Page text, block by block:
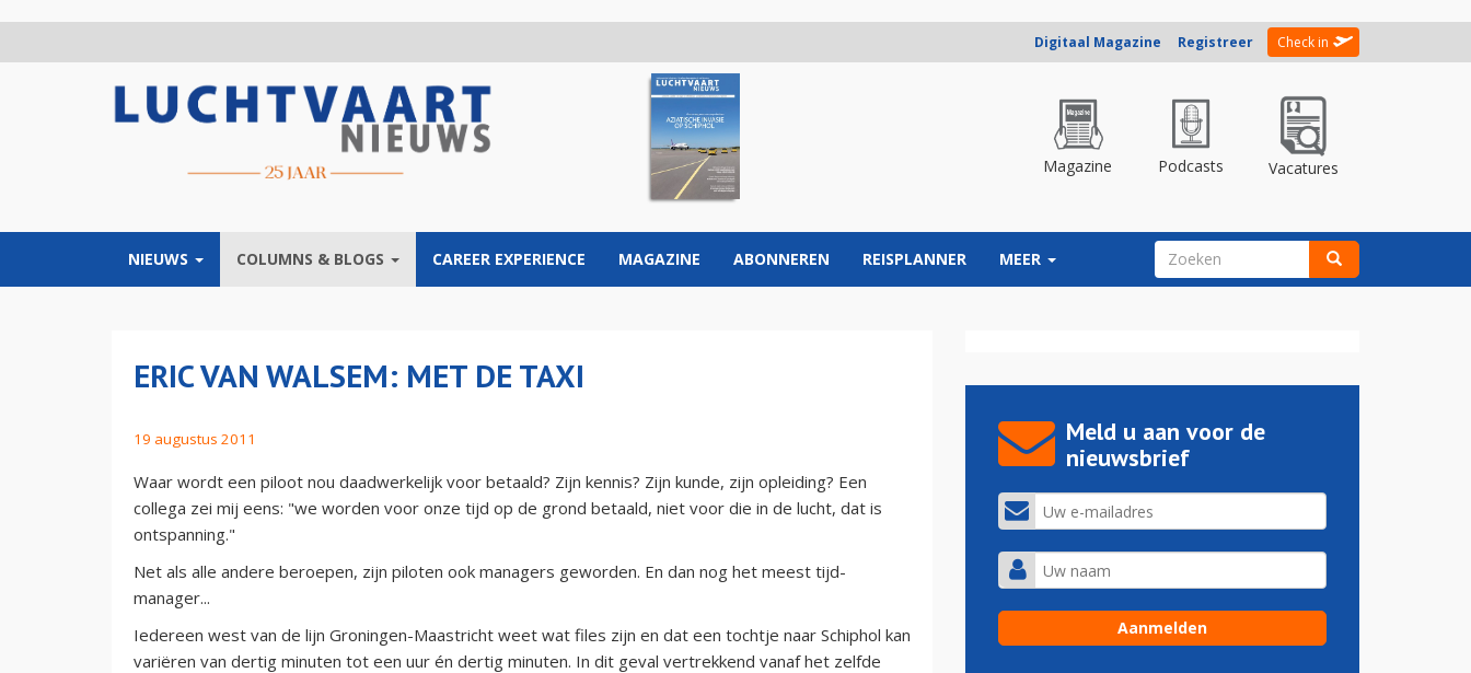
Digitaal Magazine Registreer Check in
Magazine Podcasts Vacatures
NIEUWS COLUMNS & BLOGS CAREER EXPERIENCE MAGAZINE ABONNEREN REISPLANNER MEER ZOEKVELD
ERIC VAN WALSEM: MET DE TAXI
19 augustus 2011
Waar wordt een piloot nou daadwerkelijk voor betaald? Zijn kennis? Zijn kunde, zijn opleiding? Een
collega zei mij eens: "we worden voor onze tijd op de grond betaald, niet voor die in de lucht, dat is
ontspanning."
Net als alle andere beroepen, zijn piloten ook managers geworden. En dan nog het meest tijd-
manager...
Iedereen west van de lijn Groningen-Maastricht weet wat files zijn en dat een tochtje naar Schiphol kan
variëren van dertig minuten tot een uur én dertig minuten. In dit geval vertrekkend vanaf het zelfde
Meld u aan voor de
nieuwsbrief